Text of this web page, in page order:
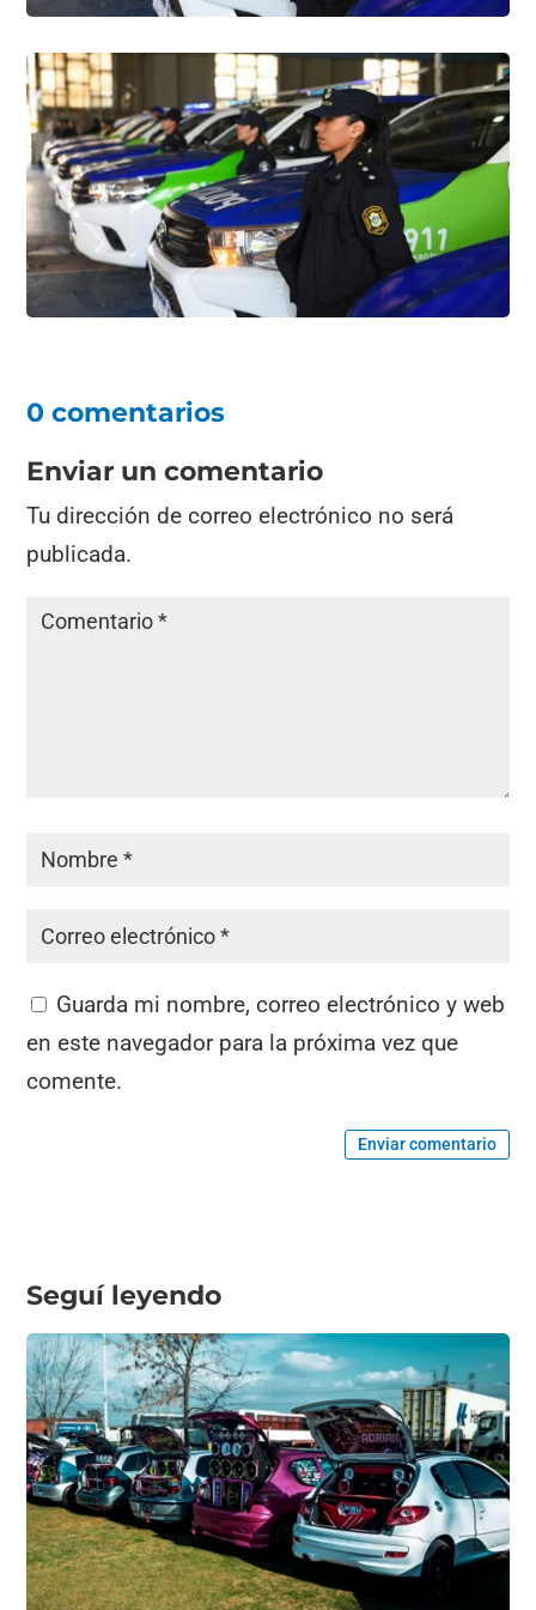
0 comentarios
Enviar un comentario
Tu dirección de correo electrónico no será
publicada.
Guarda mi nombre, correo electrónico y web
en este navegador para la próxima vez que
comente.
Enviar comentario
Seguí leyendo